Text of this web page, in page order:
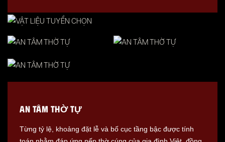
AN TÂM THỜ TỰ
Từng tỷ lệ, khoảng đặt lễ và bố cục tầng bậc được tính